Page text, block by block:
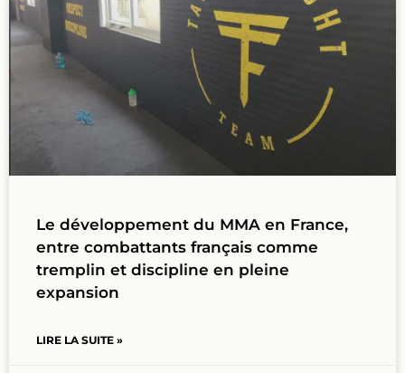
Le développement du MMA en France,
entre combattants français comme
tremplin et discipline en pleine
expansion
LIRE LA SUITE »